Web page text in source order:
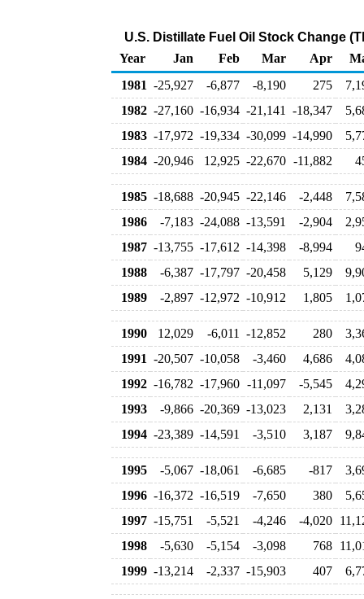
U.S. Distillate Fuel Oil Stock Change
Year
Jan Feb Mar Apr
1981 -25,927 -6,877 -8,190 275
1982 -27,160 -16,934 -21,141 -18,347
1983 -17,972 -19,334 -30,099 -14,990
1984 -20,946 12,925 -22,670 -11,882
1985 -18,688 -20,945 -22,146 -2,448
1986
-7,183 -24,088 -13,591 -2,904
1987 -13,755 -17,612 -14,398 -8,994
1988
-6,387 -17,797 -20,458 5,129
1989
-2,897 -12,972 -10,912 1,805
1990 12,029 -6,011 -12,852 280
1991 -20,507 -10,058 -3,460 4,686
1992 -16,782 -17,960 -11,097 -5,545
1993
-9,866 -20,369 -13,023 2,131
1994 -23,389 -14,591 -3,510 3,187
1995 -5,067 -18,061 -6,685 -817
1996 -16,372 -16,519 -7,650 380
1997 -15,751 -5,521 -4,246 -4,020
1998
-5,630 -5,154 -3,098 768
1999 -13,214 -2,337 -15,903 407